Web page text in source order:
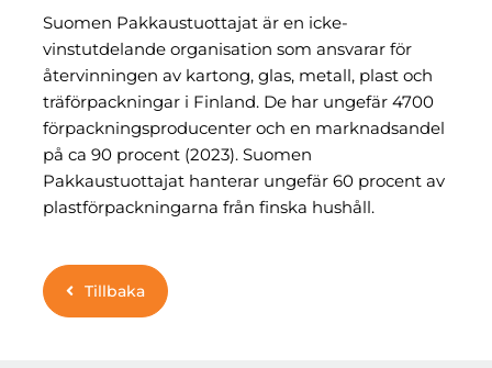
Suomen Pakkaustuottajat är en icke-
vinstutdelande organisation som ansvarar för
återvinningen av kartong, glas, metall, plast och
träförpackningar i Finland. De har ungefär 4700
förpackningsproducenter och en marknadsandel
på ca 90 procent (2023). Suomen
Pakkaustuottajat hanterar ungefär 60 procent av
plastförpackningarna från finska hushåll.
Tillbaka